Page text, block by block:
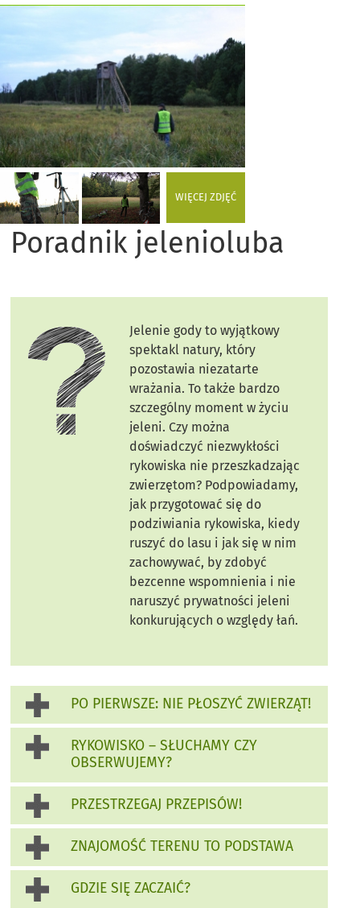
WIĘCEJ ZDJĘĆ
Poradnik jelenioluba
Jelenie gody to wyjątkowy
spektakl natury, który
pozostawia niezatarte
wrażania. To także bardzo
szczególny moment w życiu
jeleni. Czy można
doświadczyć niezwykłości
rykowiska nie przeszkadzając
zwierzętom? Podpowiadamy,
jak przygotować się do
podziwiania rykowiska, kiedy
ruszyć do lasu i jak się w nim
zachowywać, by zdobyć
bezcenne wspomnienia i nie
naruszyć prywatności jeleni
konkurujących o względy łań.
PO PIERWSZE: NIE PŁOSZYĆ ZWIERZĄT!
RYKOWISKO – SŁUCHAMY CZY
OBSERWUJEMY?
PRZESTRZEGAJ PRZEPISÓW!
ZNAJOMOŚĆ TERENU TO PODSTAWA
GDZIE SIĘ ZACZAIĆ?